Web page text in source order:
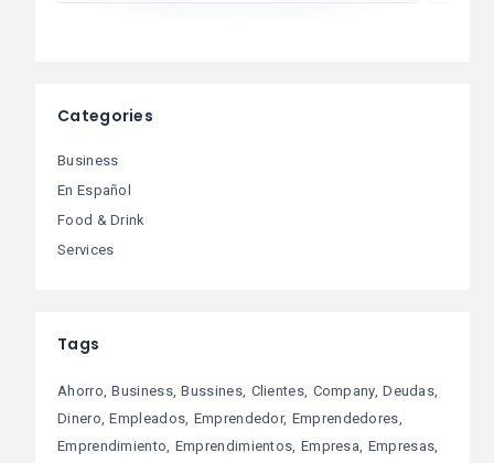
Categories
Business
En Español
Food & Drink
Services
Tags
Ahorro Business Bussines Clientes Company Deudas
Dinero Empleados Emprendedor Emprendedores
Emprendimiento Emprendimientos Empresa Empresas